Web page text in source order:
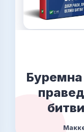
Буремна